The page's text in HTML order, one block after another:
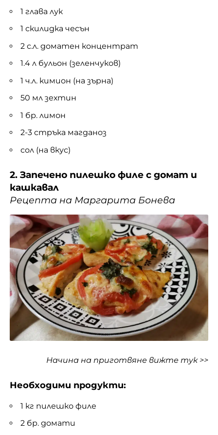
1 глава лук
1 скилидка чесън
2 с.л. доматен концентрат
1.4 л бульон (зеленчуков)
1 ч.л. кимион (на зърна)
50 мл зехтин
1 бр. лимон
2-3 стръка магданоз
сол (на вкус)
2. Запечено пилешко филе с домат и
кашкавал
Рецепта на Маргарита Бонева
Начина на приготвяне вижте тук >>
Необходими продукти:
1 кг пилешко филе
2 бр. домати